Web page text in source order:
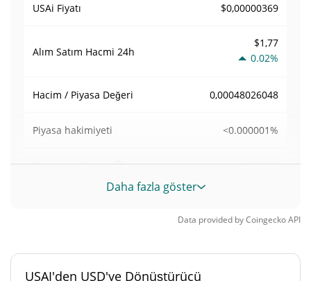
USAi Fiyatı $0,00000369
Alım Satım Hacmi 24h
$1,77
0.02%
Hacim / Piyasa Değeri 0,00048026048
Piyasa hakimiyeti <0.000001%
Piyasa sıralaması #12105
Toplam Arz 999.690.247,331 USAI
Daha fazla göster
Data provided byCoingeckoAPI
USAI'den USD'ye Dönüştürücü